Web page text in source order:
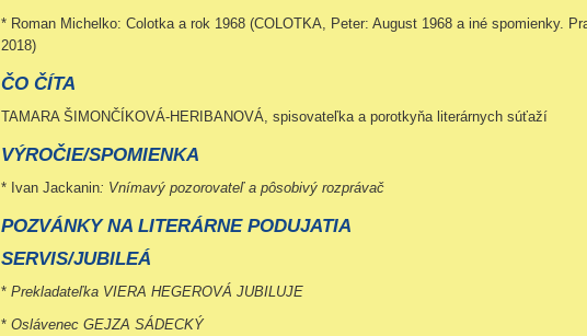
* Roman Michelko: Colotka a rok 1968 (COLOTKA, Peter: August 1968 a iné spomienky.
2018)
ČO ČÍTA
TAMARA ŠIMONČÍKOVÁ-HERIBANOVÁ, spisovateľka a porotkyňa literárnych súťaží
VÝROČIE/SPOMIENKA
* Ivan Jackanin: Vnímavý pozorovateľ a pôsobivý rozprávač
POZVÁNKY NA LITERÁRNE PODUJATIA
SERVIS/JUBILEÁ
* Prekladateľka VIERA HEGEROVÁ JUBILUJE
* Oslávenec GEJZA SÁDECKÝ